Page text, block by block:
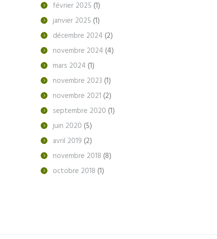
février 2025 (1)
janvier 2025 (1)
décembre 2024 (2)
novembre 2024 (4)
mars 2024 (1)
novembre 2023 (1)
novembre 2021 (2)
septembre 2020 (1)
juin 2020 (5)
avril 2019 (2)
novembre 2018 (8)
octobre 2018 (1)